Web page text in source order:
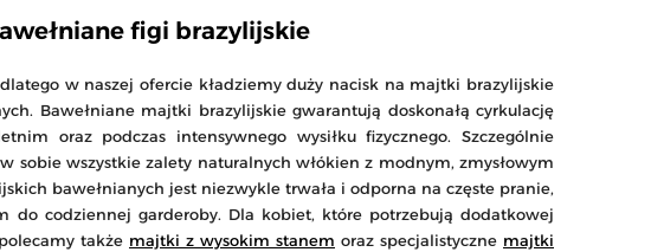
figi brazylijskie
w naszej ofercie kładziemy duży nacisk na majtki brazylijskie
Bawełniane majtki brazylijskie gwarantują doskonałą cyrkulację
oraz podczas intensywnego wysiłku fizycznego. Szczególnie
sobie wszystkie zalety naturalnych włókien z modnym, zmysłowym
bawełnianych jest niezwykle trwała i odporna na częste pranie,
codziennej garderoby. Dla kobiet, które potrzebują dodatkowej
także majtki z wysokim stanem oraz specjalistyczne majtki